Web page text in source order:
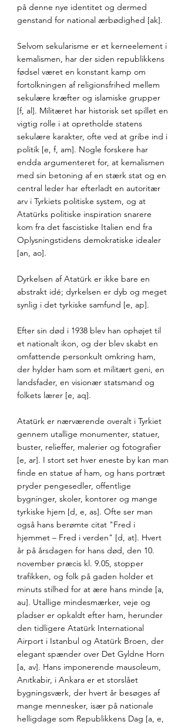
på denne nye identitet og dermed
genstand for national ærbødighed [ak].
Selvom sekularisme er et kerneelement i
kemalismen, har der siden republikkens
fødsel været en konstant kamp om
fortolkningen af religionsfrihed mellem
sekulære kræfter og islamiske grupper
[f, al]. Militæret har historisk set spillet en
vigtig rolle i at opretholde statens
sekulære karakter, ofte ved at gribe ind i
politik [e, f, am]. Nogle forskere har
endda argumenteret for, at kemalismen
med sin betoning af en stærk stat og en
central leder har efterladt en autoritær
arv i Tyrkiets politiske system, og at
Atatürks politiske inspiration snarere
kom fra det fascistiske Italien end fra
Oplysningstidens demokratiske idealer
[an, ao].
Dyrkelsen af Atatürk er ikke bare en
abstrakt idé; dyrkelsen er dyb og meget
synlig i det tyrkiske samfund [e, ap].
Efter sin død i 1938 blev han ophøjet til
et nationalt ikon, og der blev skabt en
omfattende personkult omkring ham,
der hylder ham som et militært geni, en
landsfader, en visionær statsmand og
folkets lærer [e, aq].
Atatürk er nærværende overalt i Tyrkiet
gennem utallige monumenter, statuer,
buster, relieffer, malerier og fotografier
[e, ar]. I stort set hver eneste by kan man
finde en statue af ham, og hans portræt
pryder pengesedler, offentlige
bygninger, skoler, kontorer og mange
tyrkiske hjem [d, e, as]. Ofte ser man
også hans berømte citat "Fred i
hjemmet – Fred i verden" [d, at]. Hvert
år på årsdagen for hans død, den 10.
november præcis kl. 9.05, stopper
trafikken, og folk på gaden holder et
minuts stilhed for at ære hans minde [a,
au]. Utallige mindesmærker, veje og
pladser er opkaldt efter ham, herunder
den tidligere Atatürk International
Airport i Istanbul og Atatürk Broen, der
elegant spænder over Det Gyldne Horn
[a, av]. Hans imponerende mausoleum,
Anıtkabir, i Ankara er et storslået
bygningsværk, der hvert år besøges af
mange mennesker, især på nationale
helligdage som Republikkens Dag [a, e,